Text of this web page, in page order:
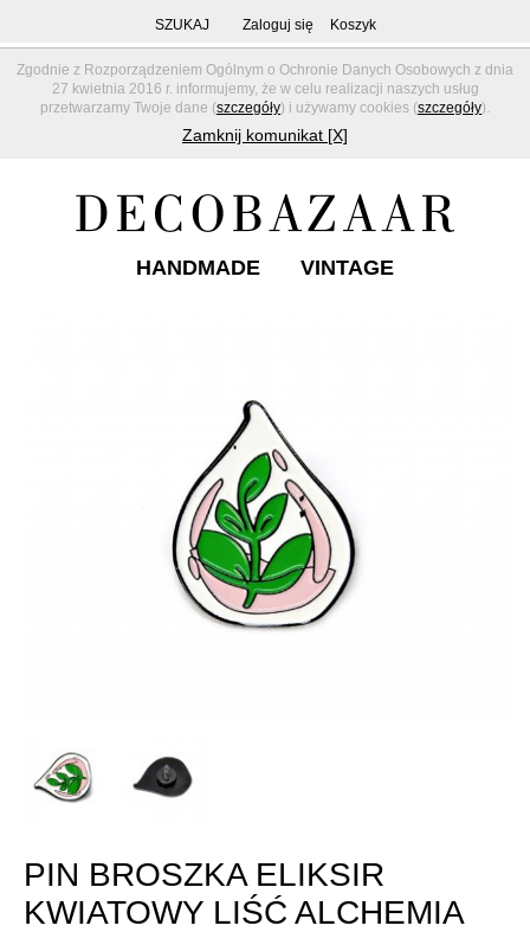
Zgodnie z Rozporządzeniem Ogólnym o Ochronie Danych Osobowych z dnia
27 kwietnia 2016 r. informujemy, że w celu realizacji naszych usług
przetwarzamy Twoje dane (szczegóły) i używamy cookies (szczegóły).
Zamknij komunikat [X]
SZUKAJ Zaloguj się Koszyk
HANDMADE VINTAGE
PIN BROSZKA ELIKSIR
KWIATOWY LIŚĆ ALCHEMIA